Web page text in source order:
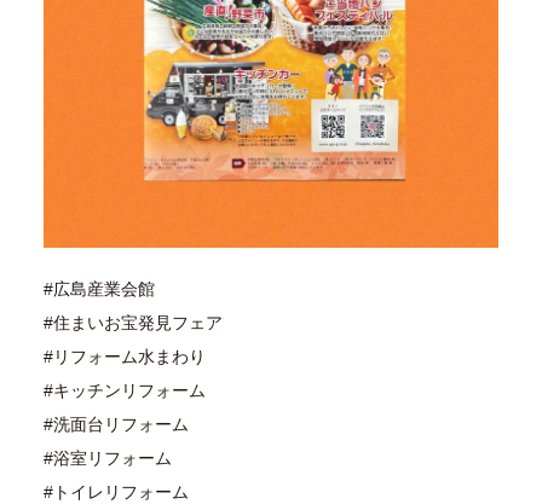
#広島産業会館
#住まいお宝発見フェア
#リフォーム水まわり
#キッチンリフォーム
#洗面台リフォーム
#浴室リフォーム
#トイレリフォーム